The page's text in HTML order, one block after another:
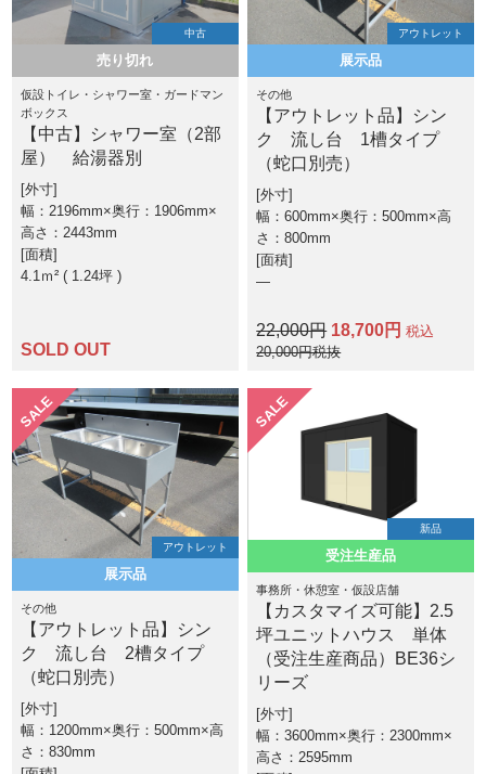
中古
売り切れ
仮設トイレ・シャワー室・ガードマン
ボックス
【中古】シャワー室（2部
屋） 給湯器別
外寸
幅：2196mm×奥行：1906mm×
高さ：2443mm
面積
4.1ｍ² ( 1.24坪 )
SOLD OUT
アウトレット
展示品
その他
【アウトレット品】シン
ク 流し台 1槽タイプ
（蛇口別売）
外寸
幅：600mm×奥行：500mm×高
さ：800mm
面積
―
22,000円 18,700円 税込
20,000円税抜
アウトレット
SALE
展示品
その他
【アウトレット品】シン
ク 流し台 2槽タイプ
（蛇口別売）
外寸
幅：1200mm×奥行：500mm×高
さ：830mm
新品
SALE
受注生産品
事務所・休憩室・仮設店舗
【カスタマイズ可能】2.5
坪ユニットハウス 単体
（受注生産商品）BE36シ
リーズ
外寸
幅：3600mm×奥行：2300mm×
高さ：2595mm